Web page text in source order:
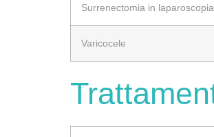
Surrenectomia in laparoscopia
Varicocele